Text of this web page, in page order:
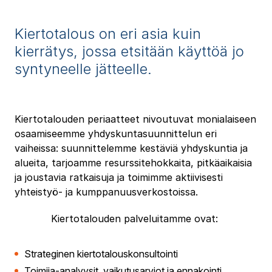
Kiertotalous on eri asia kuin
kierrätys, jossa etsitään käyttöä jo
syntyneelle jätteelle.
Kiertotalouden periaatteet nivoutuvat monialaiseen
osaamiseemme yhdyskuntasuunnittelun eri
vaiheissa: suunnittelemme kestäviä yhdyskuntia ja
alueita, tarjoamme resurssitehokkaita, pitkäaikaisia
ja joustavia ratkaisuja ja toimimme aktiivisesti
yhteistyö- ja kumppanuusverkostoissa.
Kiertotalouden palveluitamme ovat:
Strateginen kiertotalouskonsultointi